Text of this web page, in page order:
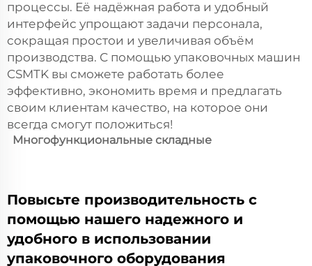
процессы. Её надёжная работа и удобный
интерфейс упрощают задачи персонала,
сокращая простои и увеличивая объём
производства. С помощью упаковочных машин
CSMTK вы сможете работать более
эффективно, экономить время и предлагать
своим клиентам качество, на которое они
всегда смогут положиться!
Многофункциональные складные
Повысьте производительность с
помощью нашего надежного и
удобного в использовании
упаковочного оборудования